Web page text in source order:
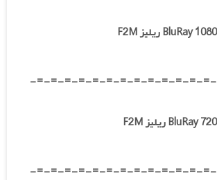
-=-=-=-=-=-=-=-=-=-=-=-=-
-=-=-=-=-=-=-=-=-=-=-=-=-